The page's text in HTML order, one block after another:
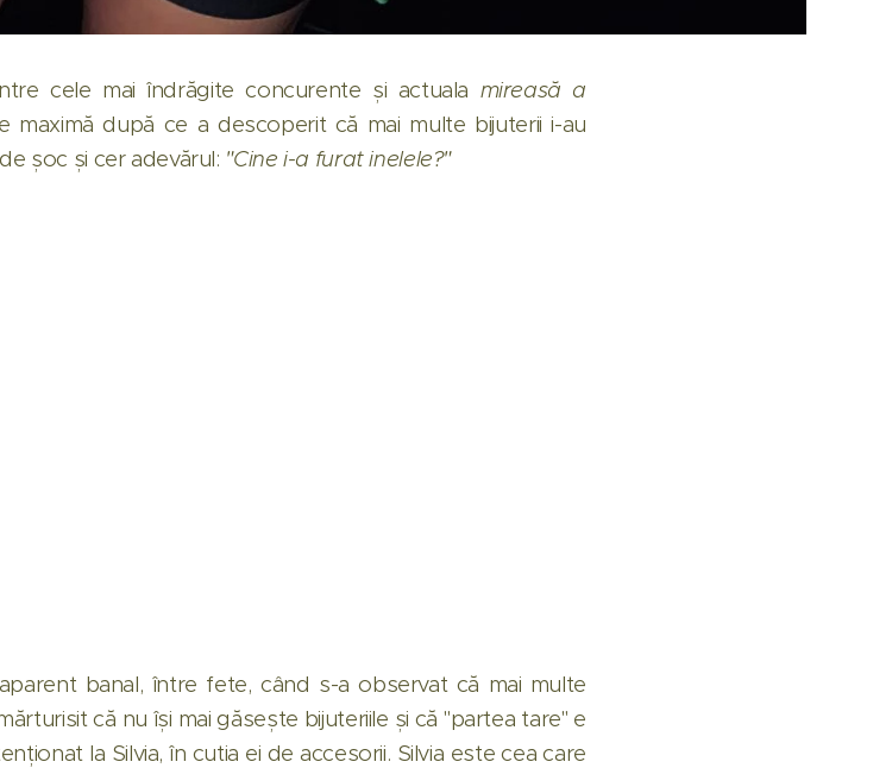
cele mai îndrăgite concurente și actuala mireasă a
maximă după ce a descoperit că mai multe bijuterii i-au
șoc și cer adevărul: "Cine i-a furat inelele?"
banal, între fete, când s-a observat că mai multe
că nu își mai găsește bijuteriile și că "partea tare" e
la Silvia, în cutia ei de accesorii. Silvia este cea care